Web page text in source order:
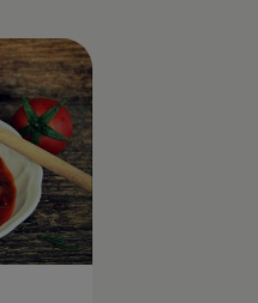
Ghiveci cu hrisca